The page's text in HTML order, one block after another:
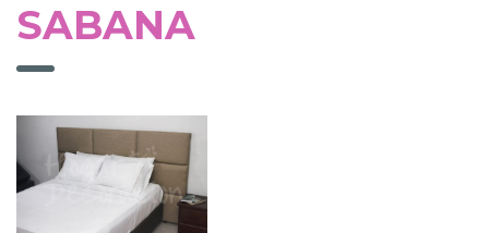
SABANA